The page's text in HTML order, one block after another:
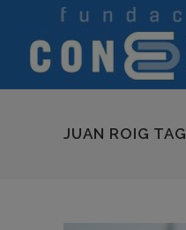
JUAN ROIG TAG